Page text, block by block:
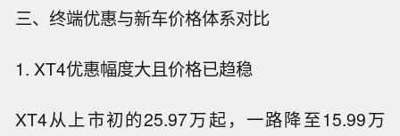
三、终端优惠与新车价格体系对比
1. XT4优惠幅度大且价格已趋稳
XT4从上市初的25.97万起，一路降至15.99万